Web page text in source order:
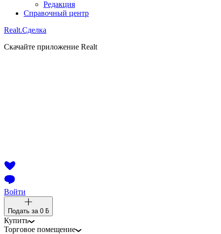
Редакция
Справочный центр
Realt.Сделка
Скачайте приложение Realt
Войти
Подать за 0 ƃ
Купить
Торговое помещение